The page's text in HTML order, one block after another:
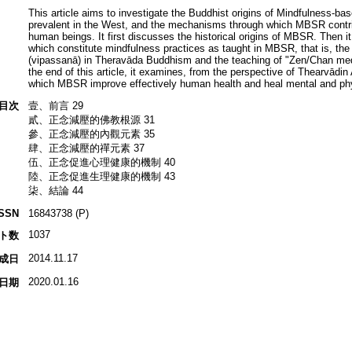
This article aims to investigate the Buddhist origins of Mindfulness-
prevalent in the West, and the mechanisms through which MBSR
human beings. It first discusses the historical origins of MBSR. Then
which constitute mindfulness practices as taught in MBSR, that is,
(vipassanā) in Theravāda Buddhism and the teaching of "Zen/Chan
the end of this article, it examines, from the perspective of
which MBSR improve effectively human health and heal mental and
目次
壹、前言 29
貳、正念減壓的佛教根源 31
參、正念減壓的內觀元素 35
肆、正念減壓的禪元素 37
伍、正念促進心理健康的機制 40
陸、正念促進生理健康的機制 43
柒、結論 44
16843738 (P)
数
1037
日 2014.11.17
期 2020.01.16